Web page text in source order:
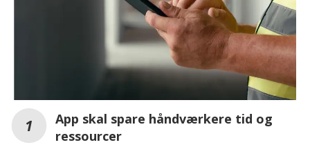
App skal spare håndværkere tid og
ressourcer